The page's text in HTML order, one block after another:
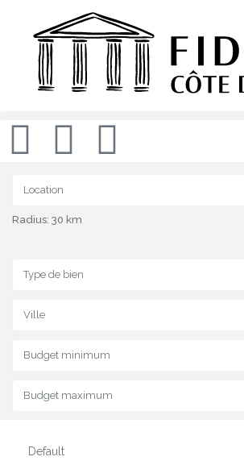
Radius:30 km
Type de bien
Ville
Default